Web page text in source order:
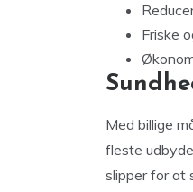
Friske
Med billige
fleste
slipper for at